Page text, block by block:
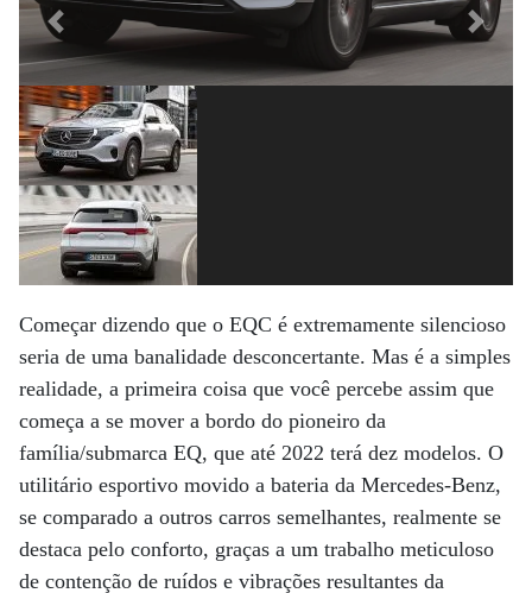
Previous Next
Começar dizendo que o EQC é extremamente silencioso
seria de uma banalidade desconcertante. Mas é a simples
realidade, a primeira coisa que você percebe assim que
começa a se mover a bordo do pioneiro da
família/submarca EQ, que até 2022 terá dez modelos. O
utilitário esportivo movido a bateria da Mercedes-Benz,
se comparado a outros carros semelhantes, realmente se
destaca pelo conforto, graças a um trabalho meticuloso
de contenção de ruídos e vibrações resultantes da